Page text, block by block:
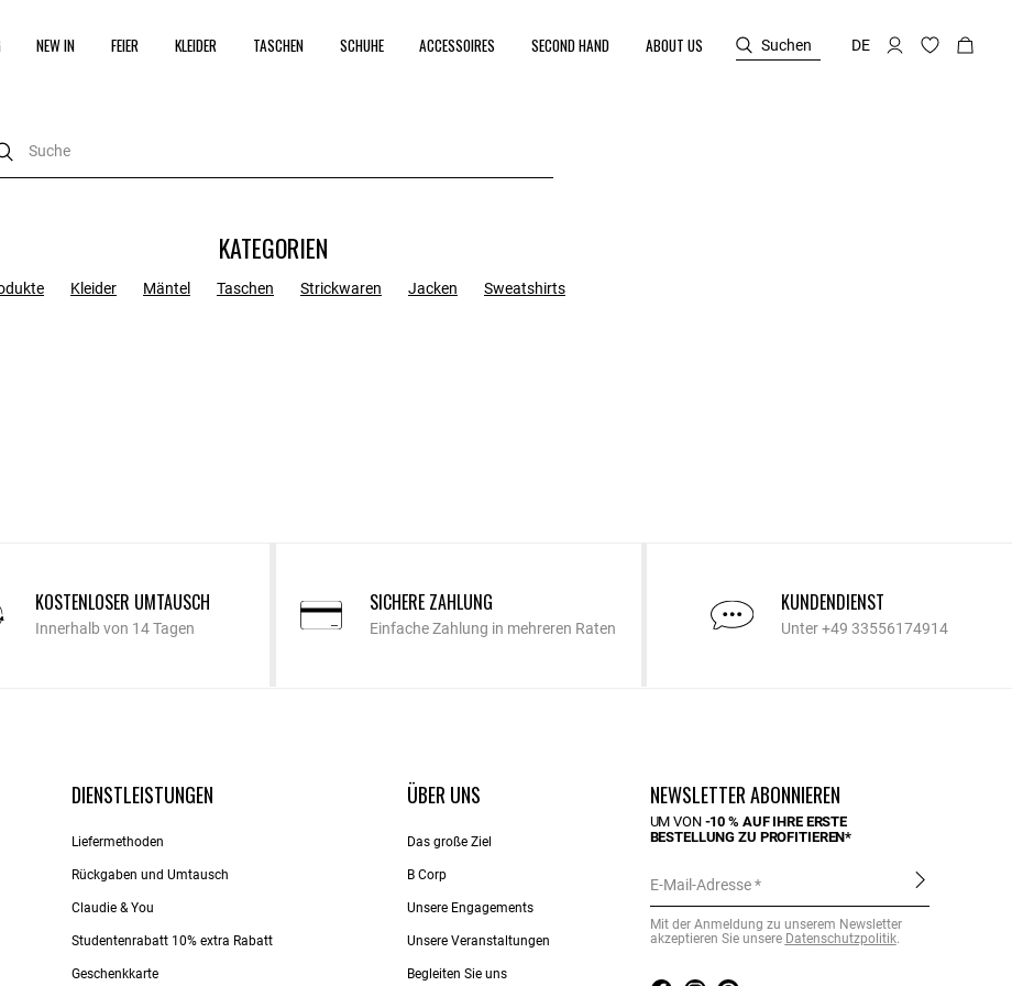
NEW IN FEIER KLEIDER TASCHEN SCHUHE ACCESSOIRES SECOND HAND ABOUT US Suchen DE
KATEGORIEN
Kleider Mäntel Taschen Strickwaren Jacken Sweatshirts
KOSTENLOSER UMTAUSCH
Innerhalb von 14 Tagen
SICHERE ZAHLUNG
Einfache Zahlung in mehreren Raten
KUNDENDIENST
Unter +49 33556174914
DIENSTLEISTUNGEN
Liefermethoden
Rückgaben und Umtausch
Claudie & You
Studentenrabatt 10% extra Rabatt
Geschenkkarte
ÜBER UNS
Das große Ziel
B Corp
Unsere Engagements
Unsere Veranstaltungen
Begleiten Sie uns
NEWSLETTER ABONNIEREN
UM VON -10 % AUF IHRE ERSTE
BESTELLUNG ZU PROFITIEREN*
E-Mail-Adresse
Mit der Anmeldung zu unserem Newsletter
akzeptieren Sie unsere Datenschutzpolitik.